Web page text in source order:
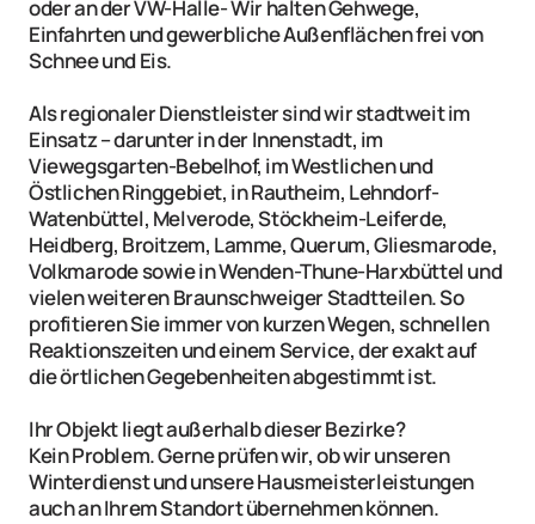
oder an der VW-Halle- Wir halten Gehwege,
Einfahrten und gewerbliche Außenflächen frei von
Schnee und Eis.
Als regionaler Dienstleister sind wir stadtweit im
Einsatz – darunter in der Innenstadt, im
Viewegsgarten-Bebelhof, im Westlichen und
Östlichen Ringgebiet, in Rautheim, Lehndorf-
Watenbüttel, Melverode, Stöckheim-Leiferde,
Heidberg, Broitzem, Lamme, Querum, Gliesmarode,
Volkmarode sowie in Wenden-Thune-Harxbüttel und
vielen weiteren Braunschweiger Stadtteilen. So
profitieren Sie immer von kurzen Wegen, schnellen
Reaktionszeiten und einem Service, der exakt auf
die örtlichen Gegebenheiten abgestimmt ist.
Ihr Objekt liegt außerhalb dieser Bezirke?
Kein Problem. Gerne prüfen wir, ob wir unseren
Winterdienst und unsere Hausmeisterleistungen
auch an Ihrem Standort übernehmen können.